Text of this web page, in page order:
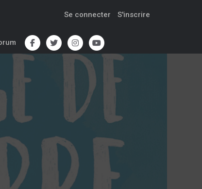
Se connecter S'inscrire